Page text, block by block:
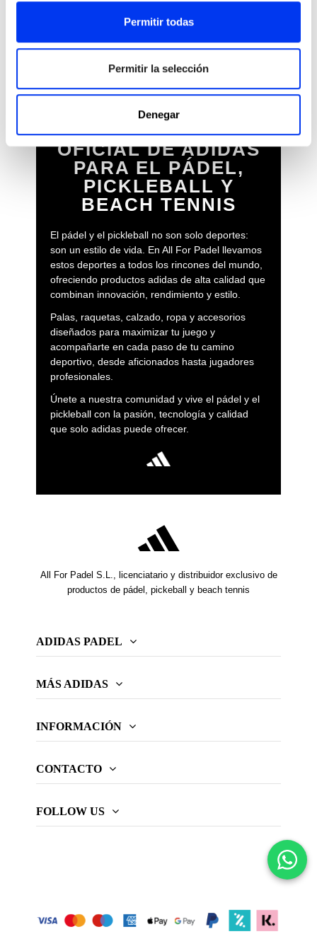
Permitir todas
Permitir la selección
Denegar
elección perfecta para jugadores que buscan calidad y
estilo en su equipamiento deportivo.
ALL FOR PADEL
LICENCITARIO
OFICIAL DE ADIDAS
PARA EL PÁDEL,
PICKLEBALL Y
BEACH TENNIS
El pádel y el pickleball no son solo deportes:
son un estilo de vida. En All For Padel llevamos
estos deportes a todos los rincones del mundo,
ofreciendo productos adidas de alta calidad que
combinan innovación, rendimiento y estilo.
Palas, raquetas, calzado, ropa y accesorios
diseñados para maximizar tu juego y
acompañarte en cada paso de tu camino
deportivo, desde aficionados hasta jugadores
profesionales.
Únete a nuestra comunidad y vive el pádel y el
pickleball con la pasión, tecnología y calidad
que solo adidas puede ofrecer.
All For Padel S.L., licenciatario y distribuidor exclusivo de
productos de pádel, pickeball y beach tennis
ADIDAS PADEL
MÁS ADIDAS
INFORMACIÓN
CONTACTO
FOLLOW US